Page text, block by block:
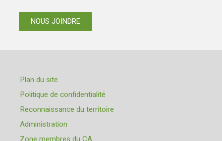
NOUS JOINDRE
Plan du site
Politique de confidentialité
Reconnaissance du territoire
Administration
Zone membres du CA